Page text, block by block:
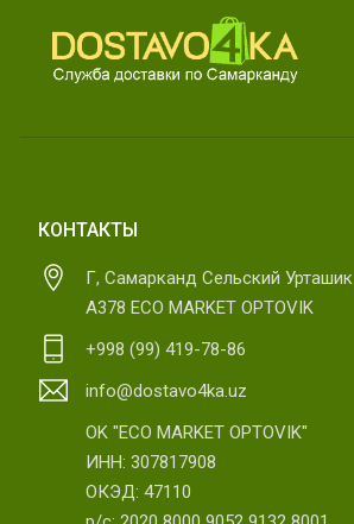
КОНТАКТЫ
Г, Самарканд Сельский Урташик
А378 ECO MARKET OPTOVIK
+998 (99) 419-78-86
info@dostavo4ka.uz
OK "ECO MARKET OPTOVIK"
ИНН: 307817908
ОКЭД: 47110